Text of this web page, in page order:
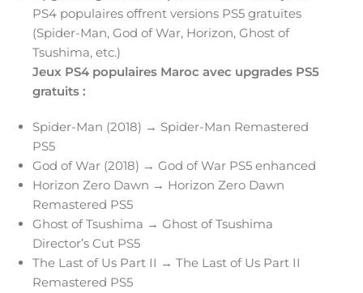
PS4 populaires offrent versions PS5 gratuites
(Spider-Man, God of War, Horizon, Ghost of
Tsushima, etc.)
Jeux PS4 populaires Maroc avec upgrades PS5
gratuits :
Spider-Man (2018) → Spider-Man Remastered
PS5
God of War (2018) → God of War PS5 enhanced
Horizon Zero Dawn → Horizon Zero Dawn
Remastered PS5
Ghost of Tsushima → Ghost of Tsushima
Director’s Cut PS5
The Last of Us Part II → The Last of Us Part II
Remastered PS5